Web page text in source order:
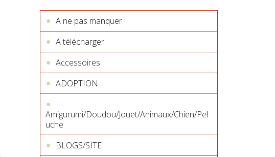
A ne pas manquer
A télécharger
Accessoires
ADOPTION
Amigurumi/Doudou/Jouet/Animaux/Chien/Pel
uche
BLOGS/SITE